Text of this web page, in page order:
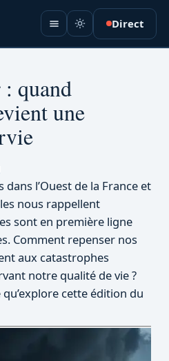
Direct
quand
une
l’Ouest de la France et
nous rappellent
sont en première ligne
Comment repenser nos
aux catastrophes
notre qualité de vie ?
qu’explore cette édition du